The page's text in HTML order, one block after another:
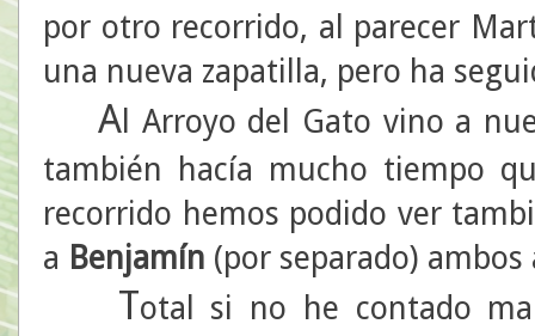
por otro recorrido, al parecer
una nueva zapatilla, pero ha
A l Arroyo del Gato vino a
también hacía mucho tiempo
recorrido hemos podido ver
a Benjamín (por separado)
Total si no he contado